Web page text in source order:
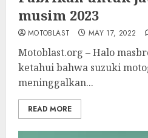
musim 2023
MOTOBLAST MAY 17, 2022
Motoblast.org – Halo
ketahui bahwa suzuki
meninggalkan...
READ MORE